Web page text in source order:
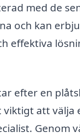
med de
och kan
effektiva
efter en
viktigt att välja
Genom